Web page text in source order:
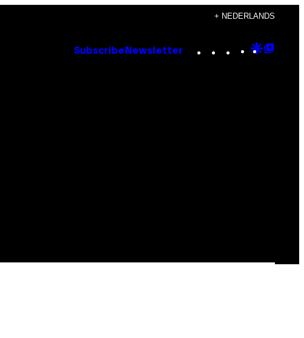
+ NEDERLANDS
Subscribe Newsletter Instagram
TikTok
YouTube
Google